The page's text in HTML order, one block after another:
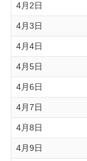
4月2日
4月3日
4月4日
4月5日
4月6日
4月7日
4月8日
4月9日